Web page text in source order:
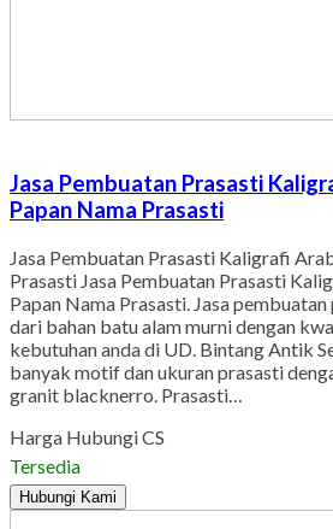
Jasa Pembuatan Prasasti
Papan Nama Prasasti
Jasa Pembuatan Prasasti Kaligrafi
Prasasti Jasa Pembuatan Prasasti
Papan Nama Prasasti. Jasa
dari bahan batu alam murni dengan
kebutuhan anda di UD. Bintang Antik
banyak motif dan ukuran prasasti
granit blacknerro. Prasasti…
Harga Hubungi CS
Tersedia
Hubungi Kami